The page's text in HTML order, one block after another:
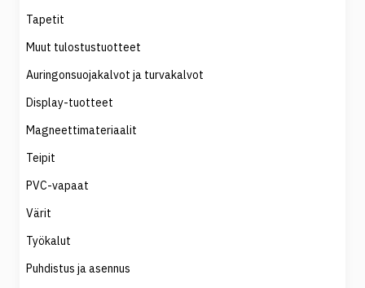
Tapetit
Muut tulostustuotteet
Auringonsuojakalvot ja turvakalvot
Display-tuotteet
Magneettimateriaalit
Teipit
PVC-vapaat
Värit
Työkalut
Puhdistus ja asennus